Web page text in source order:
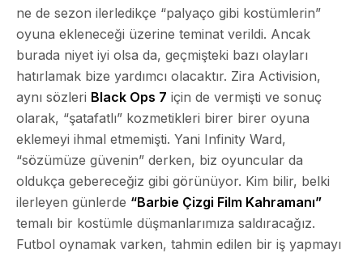
ne de sezon ilerledikçe “palyaço gibi kostümlerin”
oyuna ekleneceği üzerine teminat verildi. Ancak
burada niyet iyi olsa da, geçmişteki bazı olayları
hatırlamak bize yardımcı olacaktır. Zira Activision,
aynı sözleri Black Ops 7 için de vermişti ve sonuç
olarak, “şatafatlı” kozmetikleri birer birer oyuna
eklemeyi ihmal etmemişti. Yani Infinity Ward,
“sözümüze güvenin” derken, biz oyuncular da
oldukça gebereceğiz gibi görünüyor. Kim bilir, belki
ilerleyen günlerde “Barbie Çizgi Film Kahramanı”
temalı bir kostümle düşmanlarımıza saldıracağız.
Futbol oynamak varken, tahmin edilen bir iş yapmayı